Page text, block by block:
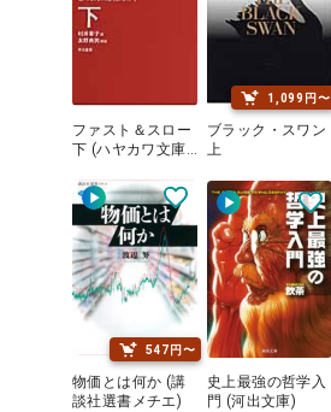
ファスト＆スロー
下 (ハヤカワ文庫N
フィクション文庫)
1,099円〜
ブラック・スワン
上
547円〜
物価とは何か (講
談社選書メチエ)
史上最強の哲学入
門 (河出文庫)